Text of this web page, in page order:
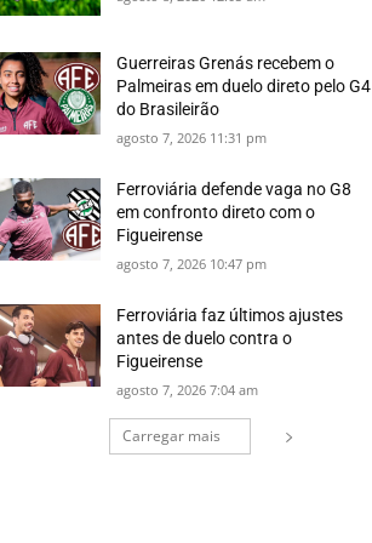
Guerreiras Grenás recebem o
Palmeiras em duelo direto pelo G4
do Brasileirão
agosto 7, 2026 11:31 pm
Ferroviária defende vaga no G8
em confronto direto com o
Figueirense
agosto 7, 2026 10:47 pm
Ferroviária faz últimos ajustes
antes de duelo contra o
Figueirense
agosto 7, 2026 7:04 am
Carregar mais